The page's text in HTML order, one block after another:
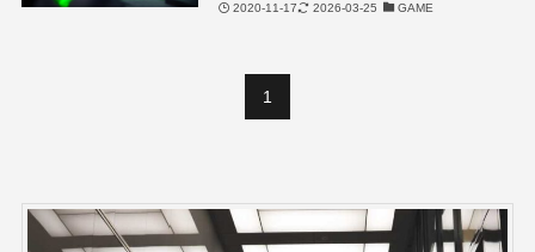
2020-11-17 2026-03-25 GAME
1